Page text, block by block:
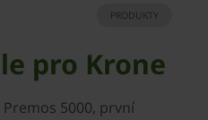
PRODUKTY
pro Krone
Premos 5000, první